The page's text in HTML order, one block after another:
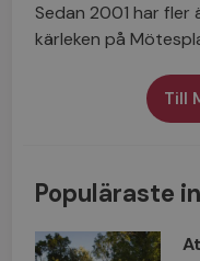
Sedan 2001 har fler
kärleken på
Till
Populäraste